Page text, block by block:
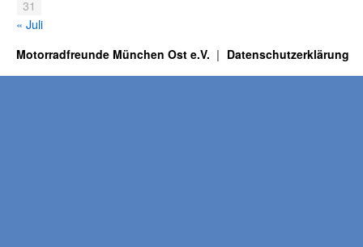
31
« Juli
Motorradfreunde München Ost e.V. Datenschutzerklärung